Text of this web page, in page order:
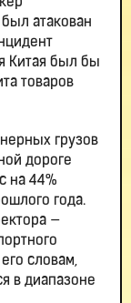
атакован
Китая был бы
товаров
грузов
дороге
на 44%
года.
—
словам,
в диапазоне